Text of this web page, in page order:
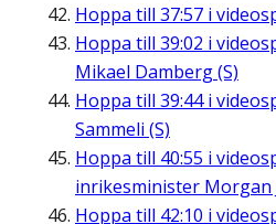
Hoppa till 37:57 i
Hoppa till 39:02 i
Mikael Damberg (S)
Hoppa till 39:44i
Sammeli (S)
Hoppa till 40:55 i
inrikesminister Morgan
Hoppa till 42:10 i